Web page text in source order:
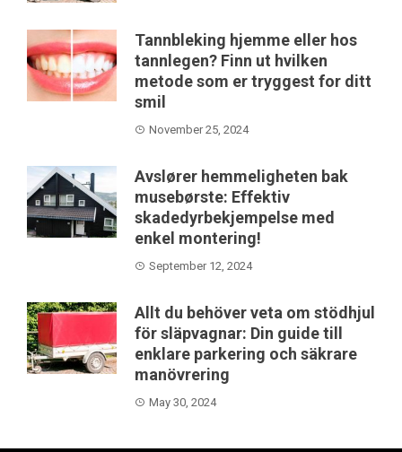
Tannbleking hjemme eller hos
tannlegen? Finn ut hvilken
metode som er tryggest for ditt
smil
November 25, 2024
Avslører hemmeligheten bak
musebørste: Effektiv
skadedyrbekjempelse med
enkel montering!
September 12, 2024
Allt du behöver veta om stödhjul
för släpvagnar: Din guide till
enklare parkering och säkrare
manövrering
May 30, 2024